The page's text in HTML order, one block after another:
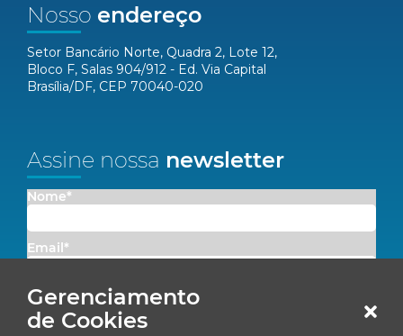
Gerenciamento
de Cookies
Nosso endereço
Setor Bancário Norte, Quadra 2, Lote 12,
Bloco F, Salas 904/912 - Ed. Via Capital
Brasília/DF, CEP 70040-020
Assine nossa newsletter
Nome*
Email*
Concordo em receber comunicações da Fenacon.